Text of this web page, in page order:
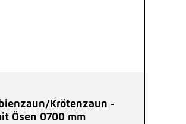
Krötenzaun -
Ösen 0700 mm